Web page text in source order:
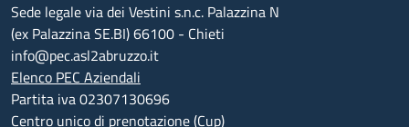
Sede legale via dei Vestini s.n.c. Palazzina N
(ex Palazzina SE.BI) 66100 - Chieti
info@pec.asl2abruzzo.it
Elenco PEC Aziendali
Partita iva 02307130696
Centro unico di prenotazione (Cup)